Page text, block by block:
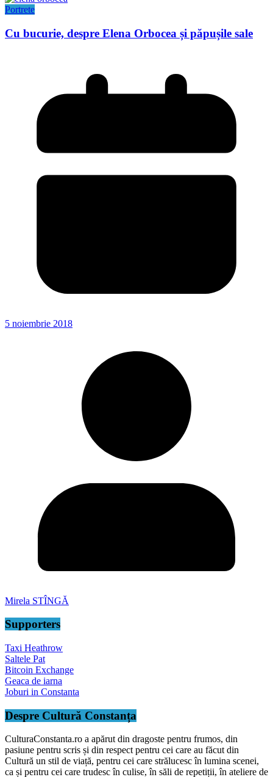
Portrete
Cu bucurie, despre Elena Orbocea și păpușile sale
5 noiembrie 2018
Mirela STÎNGĂ
Supporters
Taxi Heathrow
Saltele Pat
Bitcoin Exchange
Geaca de iarna
Joburi in Constanta
Despre Cultură Constanța
CulturaConstanta.ro a apărut din dragoste pentru frumos, din
pasiune pentru scris și din respect pentru cei care au făcut din
Cultură un stil de viață, pentru cei care strălucesc în lumina scenei,
ca și pentru cei care trudesc în culise, în săli de repetiții, în ateliere de